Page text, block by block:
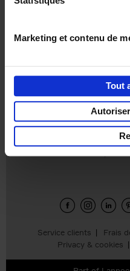
Marketing et contenu de
Tout
Service clients Frais
Privacy & cookies
Envie de